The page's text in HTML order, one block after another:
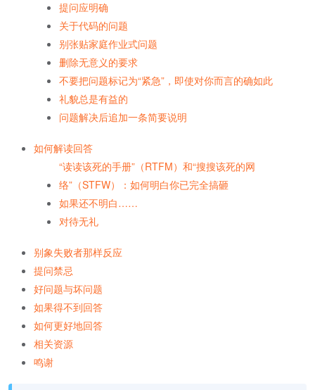
提问应明确
关于代码的问题
别张贴家庭作业式问题
删除无意义的要求
不要把问题标记为“紧急”，即使对你而言的确如此
礼貌总是有益的
问题解决后追加一条简要说明
如何解读回答
“读读该死的手册”（RTFM）和“搜搜该死的网
络”（STFW）：如何明白你已完全搞砸
如果还不明白……
对待无礼
别象失败者那样反应
提问禁忌
好问题与坏问题
如果得不到回答
如何更好地回答
相关资源
鸣谢